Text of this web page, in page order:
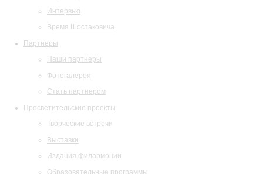
Интервью
Время Шостаковича
Партнеры
Наши партнеры
Фотогалерея
Стать партнером
Просветительские проекты
Творческие встречи
Выставки
Издания филармонии
Образовательные программы